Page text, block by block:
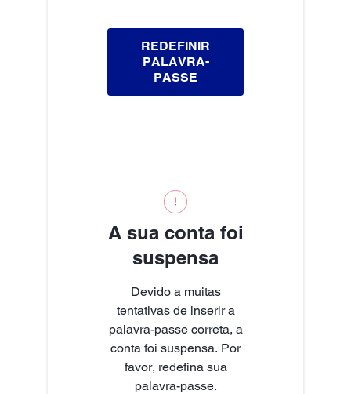
REDEFINIR
PALAVRA-
PASSE
A sua conta foi
suspensa
Devido a muitas
tentativas de inserir a
palavra-passe correta, a
conta foi suspensa. Por
favor, redefina sua
palavra-passe.